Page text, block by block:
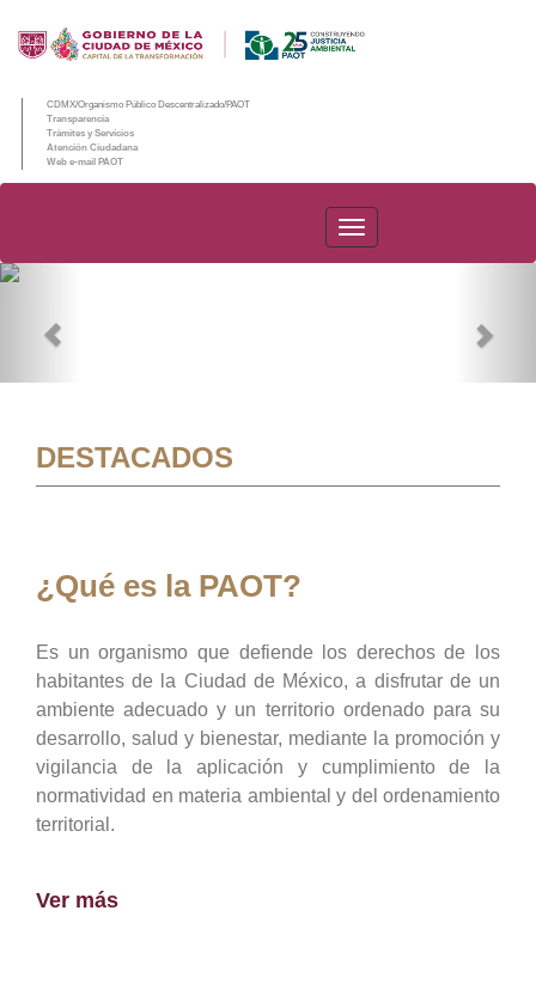
CDMX/Organismo Público Descentralizado/PAOT
Transparencia
Trámites y Servicios
Atención Ciudadana
Web e-mail PAOT
PAOT
DESTACADOS
¿Qué es la PAOT?
Es un organismo que defiende los derechos de los
habitantes de la Ciudad de México, a disfrutar de un
ambiente adecuado y un territorio ordenado para su
desarrollo, salud y bienestar, mediante la promoción y
vigilancia de la aplicación y cumplimiento de la
normatividad en materia ambiental y del ordenamiento
territorial.
Ver más